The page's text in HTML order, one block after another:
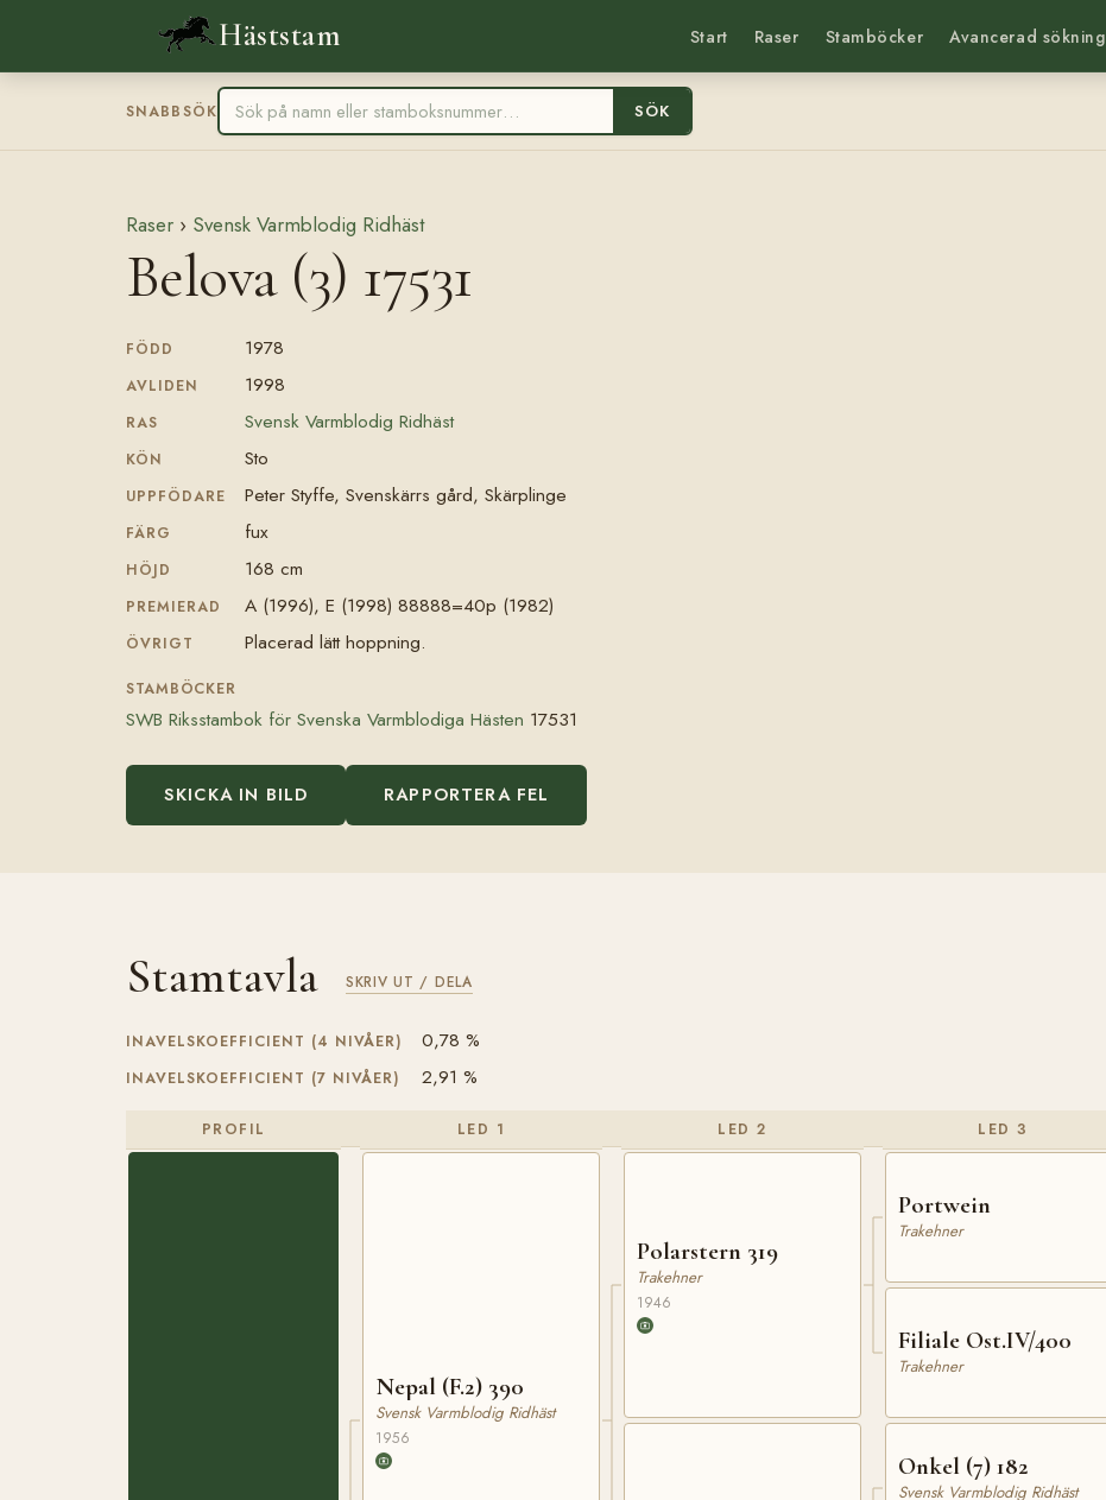
Häststam Start Raser Stamböcker Avancerad sökning
SNABBSÖK SÖK
Raser › Svensk Varmblodig Ridhäst
Belova (3) 17531
FÖDD 1978
AVLIDEN 1998
RAS Svensk Varmblodig Ridhäst
KÖN Sto
UPPFÖDARE Peter Styffe, Svenskärrs gård, Skärplinge
FÄRG fux
HÖJD 168 cm
PREMIERAD A (1996), E (1998) 88888=40p (1982)
ÖVRIGT Placerad lätt hoppning.
STAMBÖCKER
SWB Riksstambok för Svenska Varmblodiga Hästen 17531
SKICKA IN BILD RAPPORTERA FEL
Stamtavla SKRIV UT / DELA
INAVELSKOEFFICIENT (4 NIVÅER) 0,78 %
INAVELSKOEFFICIENT (7 NIVÅER) 2,91 %
PROFIL LED 1
Nepal (F.2) 390
Svensk Varmblodig Ridhäst
1956
LED 2
Polarstern 319
Trakehner
1946
LED 3
Portwein
Trakehner
Filiale Ost.IV/400
Trakehner
Onkel (7) 182
Svensk Varmblodig Ridhäst